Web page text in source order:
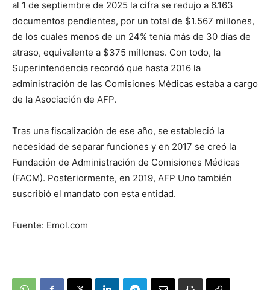
al 1 de septiembre de 2025 la cifra se redujo a 6.163
documentos pendientes, por un total de $1.567 millones,
de los cuales menos de un 24% tenía más de 30 días de
atraso, equivalente a $375 millones. Con todo, la
Superintendencia recordó que hasta 2016 la
administración de las Comisiones Médicas estaba a cargo
de la Asociación de AFP.
Tras una fiscalización de ese año, se estableció la
necesidad de separar funciones y en 2017 se creó la
Fundación de Administración de Comisiones Médicas
(FACM). Posteriormente, en 2019, AFP Uno también
suscribió el mandato con esta entidad.
Fuente: Emol.com